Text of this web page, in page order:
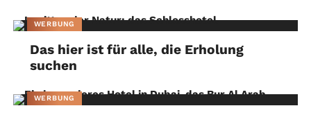
WERBUNG
Das hier ist für alle, die Erholung
suchen
WERBUNG